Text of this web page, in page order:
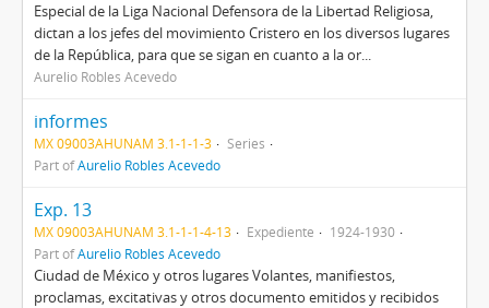
Especial de la Liga Nacional Defensora de la Libertad Religiosa,
dictan a los jefes del movimiento Cristero en los diversos lugares
de la República, para que se sigan en cuanto a la or...
Aurelio Robles Acevedo
informes
MX 09003AHUNAM 3.1-1-1-3
Series
Part ofAurelio Robles Acevedo
Exp. 13
MX 09003AHUNAM 3.1-1-1-4-13 Expediente
1924-1930
Part ofAurelio Robles Acevedo
Ciudad de México y otros lugares Volantes, manifiestos,
proclamas, excitativas y otros documento emitidos y recibidos